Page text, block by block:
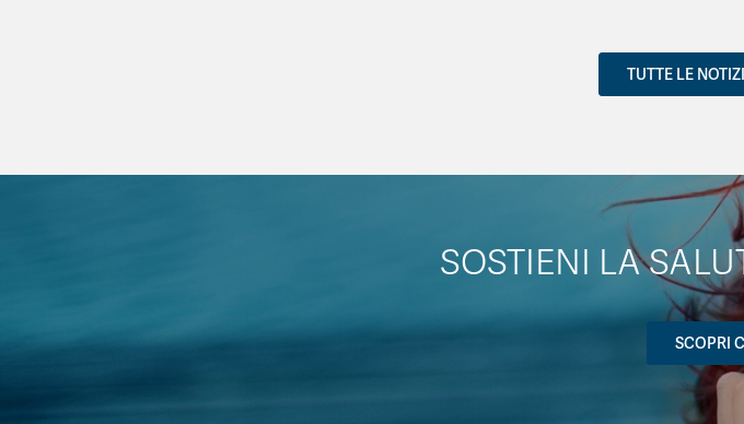
TUTTE LE
SOSTIENI LA
SCOPRI